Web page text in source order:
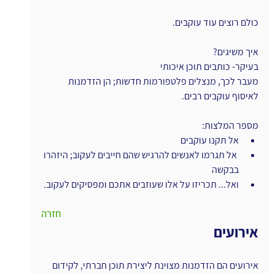
כולם רוצים עוד עוקבים.
איך משיגים?
בעיקר- כותבים תוכן איכותי
מעבר לכך, מנצלים פלטפורמות חדשות; הן הזדמנות
לאיסוף עוקבים רבים.
מספר המלצות:
אל תקנו עוקבים
אל תגרמו לאנשים להרגיש שהם חייבים לעקוב; היזהרו
בבקשה
ואל... תכריזו על אלו שעוזבים אתכם ומפסיקים לעקוב.
חזרה
אירועים
אירועים הם הזדמנות מצוינת ליצירת תוכן חברתי, לקידום